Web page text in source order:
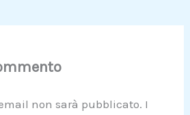
non sarà pubblicato. I